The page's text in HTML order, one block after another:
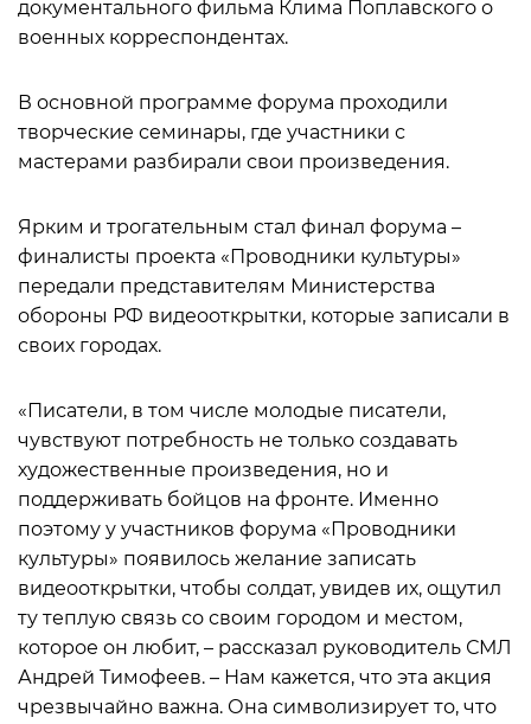
документального фильма Клима Поплавского о
военных корреспондентах.
В основной программе форума проходили
творческие семинары, где участники с
мастерами разбирали свои произведения.
Ярким и трогательным стал финал форума –
финалисты проекта «Проводники культуры»
передали представителям Министерства
обороны РФ видеооткрытки, которые записали в
своих городах.
«Писатели, в том числе молодые писатели,
чувствуют потребность не только создавать
художественные произведения, но и
поддерживать бойцов на фронте. Именно
поэтому у участников форума «Проводники
культуры» появилось желание записать
видеооткрытки, чтобы солдат, увидев их, ощутил
ту теплую связь со своим городом и местом,
которое он любит, – рассказал руководитель СМЛ
Андрей Тимофеев. – Нам кажется, что эта акция
чрезвычайно важна. Она символизирует то, что